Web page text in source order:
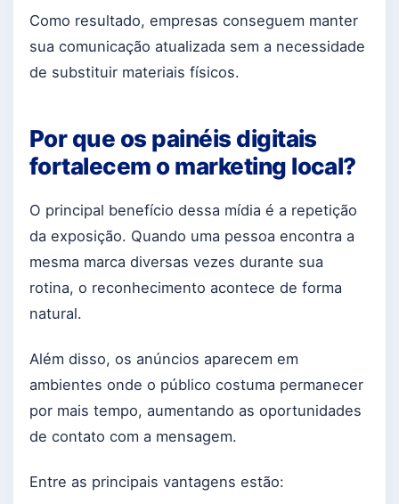
Como resultado, empresas conseguem manter
sua comunicação atualizada sem a necessidade
de substituir materiais físicos.
Por que os painéis digitais
fortalecem o marketing local?
O principal benefício dessa mídia é a repetição
da exposição. Quando uma pessoa encontra a
mesma marca diversas vezes durante sua
rotina, o reconhecimento acontece de forma
natural.
Além disso, os anúncios aparecem em
ambientes onde o público costuma permanecer
por mais tempo, aumentando as oportunidades
de contato com a mensagem.
Entre as principais vantagens estão: